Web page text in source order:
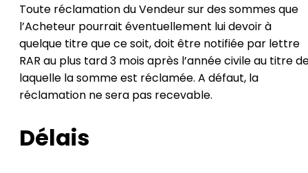
Toute réclamation du Vendeur sur des sommes que
l’Acheteur pourrait éventuellement lui devoir à
quelque titre que ce soit, doit être notifiée par lettre
RAR au plus tard 3 mois après l’année civile au titre
laquelle la somme est réclamée. A défaut, la
réclamation ne sera pas recevable.
Délais